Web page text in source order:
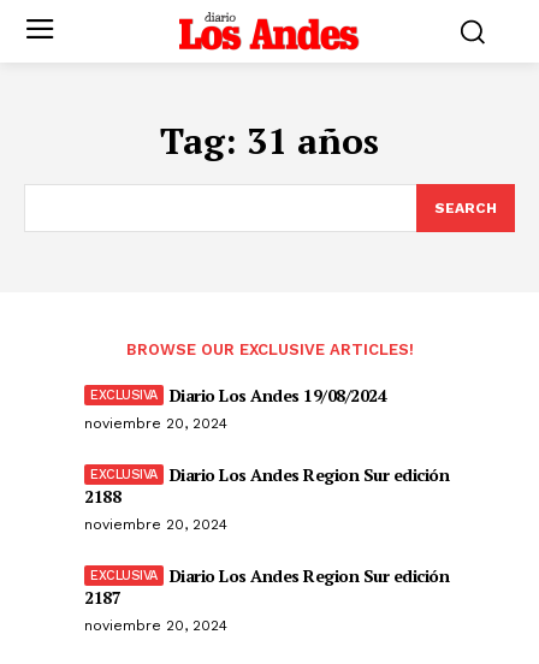
Tag: 31 años
SEARCH
BROWSE OUR EXCLUSIVE ARTICLES!
Diario Los Andes 19/08/2024
noviembre 20, 2024
Diario Los Andes Region Sur edición
2188
noviembre 20, 2024
Diario Los Andes Region Sur edición
2187
noviembre 20, 2024